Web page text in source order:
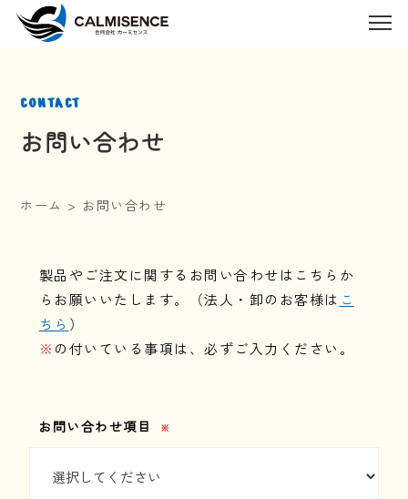
CONTACT
お問い合わせ
ホーム > お問い合わせ
製品やご注文に関するお問い合わせはこちらか
らお願いいたします。（法人・卸のお客様は こ
ちら ）
※ の付いている事項は、必ずご入力ください。
お問い合わせ項目 ※